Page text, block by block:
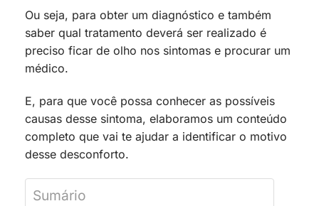
Ou seja, para obter um diagnóstico e também
saber qual tratamento deverá ser realizado é
preciso ficar de olho nos sintomas e procurar um
médico.
E, para que você possa conhecer as possíveis
causas desse sintoma, elaboramos um conteúdo
completo que vai te ajudar a identificar o motivo
desse desconforto.
Sumário